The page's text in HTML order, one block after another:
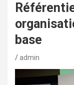
base
admin